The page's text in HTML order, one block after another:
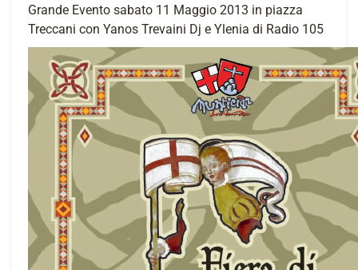
Grande Evento sabato 11 Maggio 2013 in piazza
Treccani con Yanos Trevaini Dj e Ylenia di Radio 105